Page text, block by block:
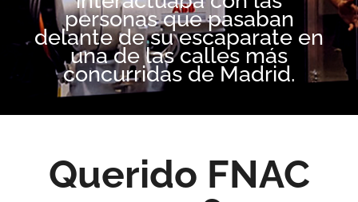
personas que pasaban
delante de su escaparate en
una de las calles más
concurridas de Madrid.
Querido FNAC